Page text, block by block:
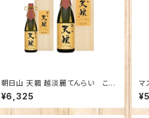
朝日山 天籟 越淡麗てんらい こし
たんれい 純米大吟醸 720ｍｌ
¥6,325
マ